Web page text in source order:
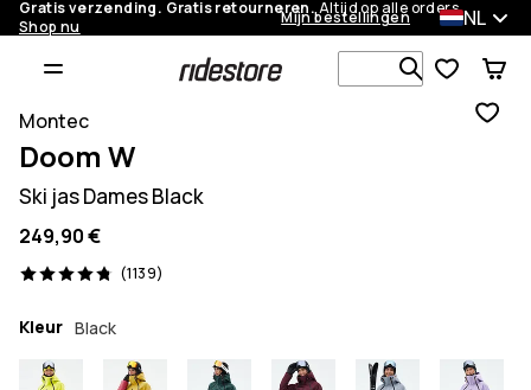
Gratis verzending. Gratis retourneren.Altijd op alle orders.
Shop nu
Mijn bestellingen NL
Zoek in 1
Montec
Doom W
Ski jas Dames Black
249,90 €
(1139)
1139 beoordelingen, 4.8/5
Kleur Black